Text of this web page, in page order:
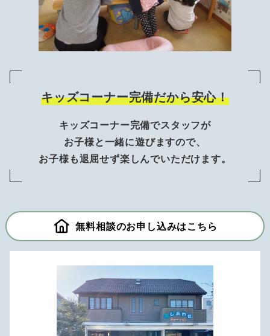
キッズコーナー完備だから安心！
キッズコーナー完備でスタッフが
お子様と一緒に遊びますので、
お子様も退屈せず楽しんでいただけます。
無料相談のお申し込みはこちら